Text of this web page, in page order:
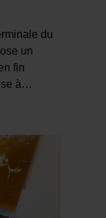
du
un
fin
à…